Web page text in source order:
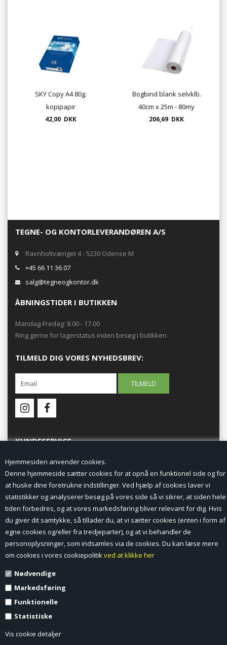
Hjemmesiden anvender cookies.
Denne hjemmeside sætter cookies for at opnå en funktionel side og for
at huske dine foretrukne indstillinger. Ved hjælp af cookies laver vi
statistikker og analyserer besøg på vores side så vi sikrer, at siden hele
tiden forbedres, og at vores markedsføring bliver relevant for dig. Hvis
du giver dit samtykke, så tillader du, at vi sætter cookies (enten i form af
egne cookies og/eller fra tredjeparter), og at vi behandler de
personoplysninger, som indsamles via de cookies. Du kan læse mere
om cookies i vores cookiepolitikved at klikke her
Nødvendige
Markedsføring
Funktionelle
Statistiske
Vis cookie detaljer
SKY Copy A4 80g.
kopipapir
42,00 DKK
Bogbind blank selvklb.
40cm x 25m - 80my
206,69 DKK
TEGNE- OG KONTORLEVERANDØREN A/S
Ravnholtvænget 4 - 5230 Odense M
+45 66 11 36 07
salg@tegneogkontor.dk
ÅBNINGSTIDER I BUTIKKEN
Mandag-Fredag: 8.00 - 17.00
Ring gerne for lagerstatus inden besøg i butikken
TILMELD DIG VORES NYHEDSBREV:
KUNDESERVICE
Min Konto
Nyheder
Vilkår og betingelser
Profil
Erhverv log ind (B2B)
Kontakt
Favorit